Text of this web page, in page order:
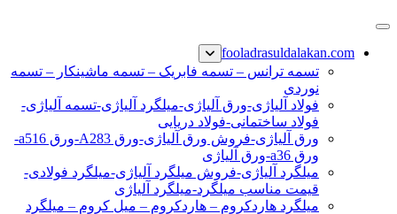
پرش
محتوا
نبشی فولادی-ناودانی فولادی-قیمت ورق-قیمت فولاد
fooladrasuldalakan.com
تسمه ترانس – تسمه فابریک – تسمه ماشینکار – تسمه
نوردی
فولاد آلیاژی-ورق آلیاژی-میلگرد آلیاژی-تسمه آلیاژی-
فولاد ساختمانی-فولاد دریایی
ورق آلیاژی-فروش ورق آلیاژی-ورق A283-ورق a516-
ورق a36-ورق آلیاژی
میلگرد آلیاژی-فروش میلگرد آلیاژی-میلگرد فولادی-
قیمت مناسب میلگرد-میلگرد آلیاژی
میلگرد هاردکروم – هاردکروم – میل کروم – میلگرد